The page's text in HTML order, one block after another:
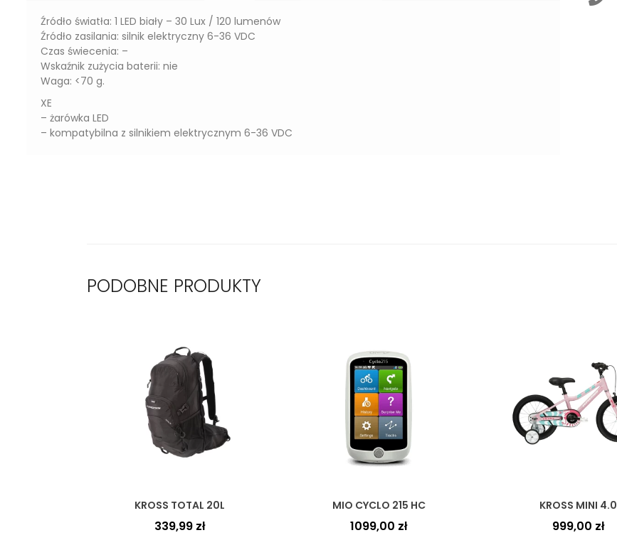
Źródło światła: 1 LED biały – 30 Lux / 120 lumenów
Źródło zasilania: silnik elektryczny 6-36 VDC
Czas świecenia: –
Wskaźnik zużycia baterii: nie
Waga: <70 g.
XE
– żarówka LED
– kompatybilna z silnikiem elektrycznym 6-36 VDC
PODOBNE PRODUKTY
KROSS TOTAL 20L
339,99 zł
MIO CYCLO 215 HC
1099,00 zł
KROSS MINI 4.0
999,00 zł